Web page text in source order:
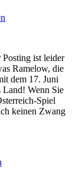
ist leider
Ramelow, die
dem 17. Juni
Land! Wenn Sie
Spiel
keinen Zwang